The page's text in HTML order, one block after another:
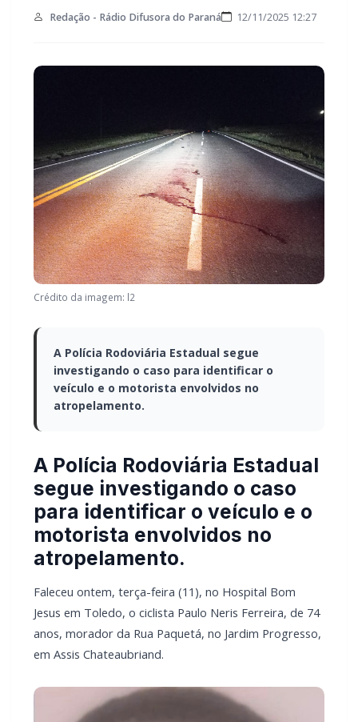
Redação - Rádio Difusora do Paraná 12/11/2025 12:27
Crédito da imagem: l2
A Polícia Rodoviária Estadual segue
investigando o caso para identificar o
veículo e o motorista envolvidos no
atropelamento.
A Polícia Rodoviária Estadual
segue investigando o caso
para identificar o veículo e o
motorista envolvidos no
atropelamento.
Faleceu ontem, terça-feira (11), no Hospital Bom
Jesus em Toledo, o ciclista Paulo Neris Ferreira, de 74
anos, morador da Rua Paquetá, no Jardim Progresso,
em Assis Chateaubriand.